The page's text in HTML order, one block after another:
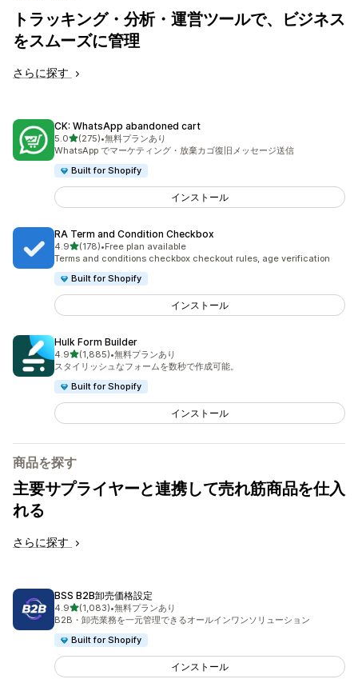
トラッキング・分析・運営ツールで、ビジネス
をスムーズに管理
さらに探す
CK: WhatsApp abandoned cart
5.05つ星中
(275)
合計レビュー数：275件
•無料プランあり
WhatsApp でマーケティング・放棄カゴ復旧メッセージ送信
Built for Shopify
インストール
RA Term and Condition Checkbox
4.95つ星中
(178)
合計レビュー数：178件
•Free plan available
Terms and conditions checkbox checkout rules, age verification
Built for Shopify
インストール
Hulk Form Builder
4.95つ星中
(1,885)
合計レビュー数：1885件
•無料プランあり
スタイリッシュなフォームを数秒で作成可能。
Built for Shopify
インストール
商品を探す
主要サプライヤーと連携して売れ筋商品を仕入
れる
さらに探す
BSS B2B卸売価格設定
4.95つ星中
(1,083)
合計レビュー数：1083件
•無料プランあり
B2B・卸売業務を一元管理できるオールインワンソリューション
Built for Shopify
インストール